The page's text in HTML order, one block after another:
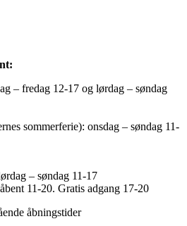
– fredag 12-17 og lørdag – søndag
sommerferie): onsdag – søndag 11-
– søndag 11-17
11-20. Gratis adgang 17-20
åbningstider